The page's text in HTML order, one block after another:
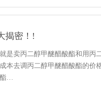
揭密！!
是卖丙二醇甲醚醋酸酯和用丙
本去调丙二醇甲醚醋酸酯的价
酯…